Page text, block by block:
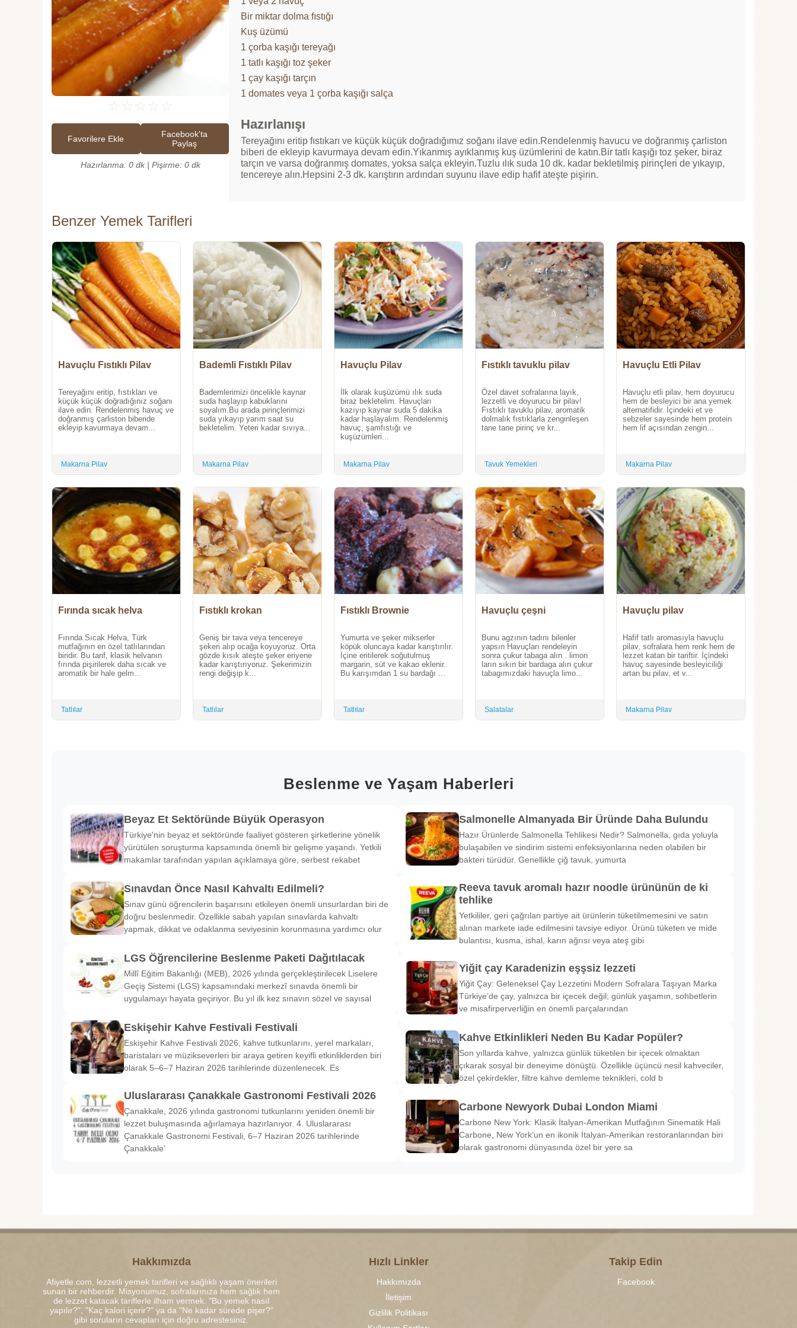
☆ ☆ ☆ ☆ ☆
Favorilere Ekle
Facebook'ta
Paylaş
Hazırlanma: 0 dk | Pişirme: 0 dk
Bir miktar dolma fıstığı
Kuş üzümü
1 çorba kaşığı tereyağı
1 tatlı kaşığı toz şeker
1 çay kaşığı tarçın
1 domates veya 1 çorba kaşığı salça
Hazırlanışı
Tereyağını eritip fıstıkarı ve küçük küçük doğradığımız soğanı ilave edin.Rendelenmiş havucu ve doğranmış çarliston
biberi de ekleyip kavurmaya devam edin.Yıkanmış ayıklanmış kuş üzümlerini de katın.Bir tatlı kaşığı toz şeker, biraz
tarçın ve varsa doğranmış domates, yoksa salça ekleyin.Tuzlu ılık suda 10 dk. kadar bekletilmiş pirinçleri de yıkayıp,
tencereye alın.Hepsini 2-3 dk. karıştırın ardından suyunu ilave edip hafif ateşte pişirin.
Benzer Yemek Tarifleri
Havuçlu Fıstıklı Pilav
Tereyağını eritip, fıstıkları ve
küçük küçük doğradığınız soğanı
ilave edin. Rendelenmiş havuç ve
doğranmış çarliston biberide
ekleyip kavurmaya devam...
Makarna Pilav
Bademli Fıstıklı Pilav
Bademlerimizi öncelikle kaynar
suda haşlayıp kabuklarını
soyalım.Bu arada pirinçlerimizi
suda yıkayıp yarım saat su
bekletelim. Yeteri kadar sıvıya...
Makarna Pilav
Havuçlu Pilav
İlk olarak kuşüzümü ılık suda
biraz bekletelim. Havuçları
kazıyıp kaynar suda 5 dakika
kadar haşlayalım. Rendelenmiş
havuç, şamfıstığı ve
kuşüzümleri...
Makarna Pilav
Fıstıklı tavuklu pilav
Özel davet sofralarına layık,
lezzetli ve doyurucu bir pilav!
Fıstıklı tavuklu pilav, aromatik
dolmalık fıstıklarla zenginleşen
tane tane pirinç ve kr...
Tavuk Yemekleri
Havuçlu Etli Pilav
Havuçlu etli pilav, hem doyurucu
hem de besleyici bir ana yemek
alternatifidir. İçindeki et ve
sebzeler sayesinde hem protein
hem lif açısından zengin...
Makarna Pilav
Fırında sıcak helva
Fırında Sıcak Helva, Türk
mutfağının en özel tatlılarından
biridir. Bu tarif, klasik helvanın
fırında pişirilerek daha sıcak ve
aromatik bir hale gelm...
Tatlılar
Fıstıklı krokan
Geniş bir tava veya tencereye
şekeri alıp ocağa koyuyoruz. Orta
gözde kısık ateşte şeker eriyene
kadar karıştırıyoruz. Şekerimizin
rengi değişip k...
Tatlılar
Fıstıklı Brownie
Yumurta ve şeker mikserler
köpük oluncaya kadar karıştırılır.
İçine eritilerek soğutulmuş
margarin, süt ve kakao eklenir.
Bu karışımdan 1 su bardağı ...
Tatlılar
Havuçlu çeşni
Bunu agzının tadını bilenler
yapsın Havuçları rendeleyin
sonra çukur tabaga alın . limon
ların sıkın bir bardaga alın çukur
tabagımızdaki havuçla limo...
Salatalar
Havuçlu pilav
Hafif tatlı aromasıyla havuçlu
pilav, sofralara hem renk hem de
lezzet katan bir tariftir. İçindeki
havuç sayesinde besleyiciliği
artan bu pilav, et v...
Makarna Pilav
Beslenme ve Yaşam Haberleri
Beyaz Et Sektöründe Büyük Operasyon
Türkiye'nin beyaz et sektöründe faaliyet gösteren şirketlerine yönelik
yürütülen soruşturma kapsamında önemli bir gelişme yaşandı. Yetkili
makamlar tarafından yapılan açıklamaya göre, serbest rekabet
Sınavdan Önce Nasıl Kahvaltı Edilmeli?
Sınav günü öğrencilerin başarısını etkileyen önemli unsurlardan biri de
doğru beslenmedir. Özellikle sabah yapılan sınavlarda kahvaltı
yapmak, dikkat ve odaklanma seviyesinin korunmasına yardımcı olur
LGS Öğrencilerine Beslenme Paketi Dağıtılacak
Millî Eğitim Bakanlığı (MEB), 2026 yılında gerçekleştirilecek Liselere
Geçiş Sistemi (LGS) kapsamındaki merkezî sınavda önemli bir
uygulamayı hayata geçiriyor. Bu yıl ilk kez sınavın sözel ve sayısal
Eskişehir Kahve Festivali Festivali
Eskişehir Kahve Festivali 2026, kahve tutkunlarını, yerel markaları,
baristaları ve müzikseverleri bir araya getiren keyifli etkinliklerden biri
olarak 5–6–7 Haziran 2026 tarihlerinde düzenlenecek. Es
Uluslararası Çanakkale Gastronomi Festivali 2026
Çanakkale, 2026 yılında gastronomi tutkunlarını yeniden önemli bir
lezzet buluşmasında ağırlamaya hazırlanıyor. 4. Uluslararası
Çanakkale Gastronomi Festivali, 6–7 Haziran 2026 tarihlerinde
Çanakkale’
Salmonelle Almanyada Bir Üründe Daha Bulundu
Hazır Ürünlerde Salmonella Tehlikesi Nedir? Salmonella, gıda yoluyla
bulaşabilen ve sindirim sistemi enfeksiyonlarına neden olabilen bir
bakteri türüdür. Genellikle çiğ tavuk, yumurta
Reeva tavuk aromalı hazır noodle ürününün de ki
tehlike
Yetkililer, geri çağrılan partiye ait ürünlerin tüketilmemesini ve satın
alınan markete iade edilmesini tavsiye ediyor. Ürünü tüketen ve mide
bulantısı, kusma, ishal, karın ağrısı veya ateş gibi
Yiğit çay Karadenizin eşşsiz lezzeti
Yiğit Çay: Geleneksel Çay Lezzetini Modern Sofralara Taşıyan Marka
Türkiye’de çay, yalnızca bir içecek değil; günlük yaşamın, sohbetlerin
ve misafirperverliğin en önemli parçalarından
Kahve Etkinlikleri Neden Bu Kadar Popüler?
Son yıllarda kahve, yalnızca günlük tüketilen bir içecek olmaktan
çıkarak sosyal bir deneyime dönüştü. Özellikle üçüncü nesil kahveciler,
özel çekirdekler, filtre kahve demleme teknikleri, cold b
Carbone Newyork Dubai London Miami
Carbone New York: Klasik İtalyan-Amerikan Mutfağının Sinematik Hali
Carbone, New York’un en ikonik İtalyan-Amerikan restoranlarından biri
olarak gastronomi dünyasında özel bir yere sa
Hakkımızda
Afiyetle.com, lezzetli yemek tarifleri ve sağlıklı yaşam önerileri
sunan bir rehberdir. Misyonumuz, sofralarınıza hem sağlık hem
de lezzet katacak tariflerle ilham vermek. "Bu yemek nasıl
yapılır?", "Kaç kalori içerir?" ya da "Ne kadar sürede pişer?"
gibi soruların cevapları için doğru adrestesiniz.
Hızlı Linkler
Hakkımızda
İletişim
Gizlilik Politikası
Takip Edin
Facebook